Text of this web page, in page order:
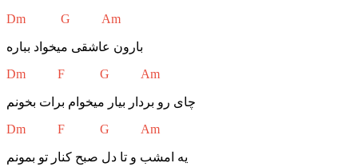
Dm G Am
بارون عاشقی میخواد بباره
Dm F G Am
چای رو بردار بیار میخوام برات بخونم
Dm F G Am
یه امشب و تا دل صبح کنار تو بمونم